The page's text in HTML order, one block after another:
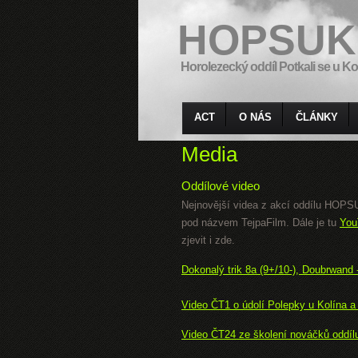
HOPSUK
Horolezecký oddíl Potkali se u
ACT O NÁS ČLÁNKY
Media
Oddílové video
Nejnovější videa z akcí oddílu
pod názvem TejpaFilm. Dále je tu
zjevit i zde.
Dokonalý trik 8a (9+/10-),
Video ČT1 o údolí Polepky u Kolína
Video ČT24 ze školení nováčků